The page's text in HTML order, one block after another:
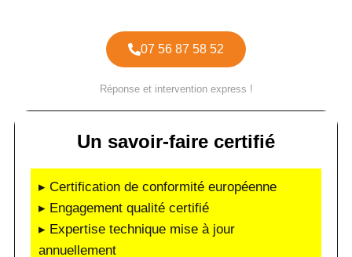
07 56 87 58 52
Réponse et intervention express !
Un savoir-faire certifié
▸ Certification de conformité européenne
▸ Engagement qualité certifié
▸ Expertise technique mise à jour
annuellement